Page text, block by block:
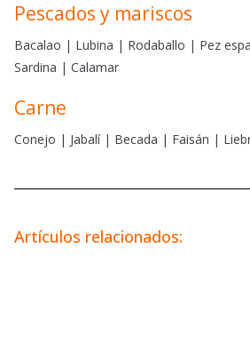
Pescados y mariscos
Bacalao | Lubina | Rodaballo | Pez
Sardina | Calamar
Carne
Conejo | Jabalí | Becada | Faisán |
Artículos relacionados: